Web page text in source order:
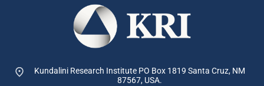
Kundalini Research Institute PO Box 1819 Santa Cruz, NM
87567, USA.